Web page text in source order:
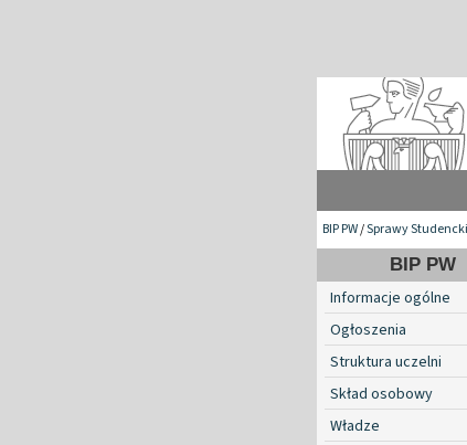
BIP PW/Sprawy
BIP PW
Informacje ogólne
Ogłoszenia
Struktura uczelni
Skład osobowy
Władze